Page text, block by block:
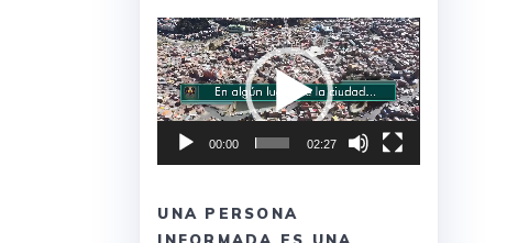
Reproductor
de
vídeo
00:00 02:27
UNA PERSONA